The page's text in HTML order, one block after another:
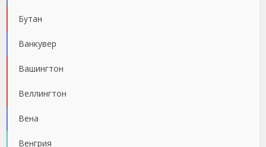
Бутан
Ванкувер
Вашингтон
Веллингтон
Вена
Венгрия